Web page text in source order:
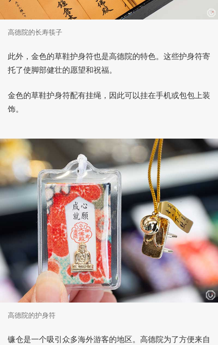
高德院的长寿筷子
此外，金色的草鞋护身符也是高德院的特色。这些护身符寄
托了使脚部健壮的愿望和祝福。
金色的草鞋护身符配有挂绳，因此可以挂在手机或包包上装
饰。
高德院的护身符
镰仓是一个吸引众多海外游客的地区。高德院为了方便来自